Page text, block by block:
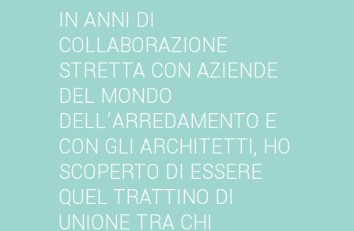
IN ANNI DI
COLLABORAZIONE
STRETTA CON AZIENDE
DEL MONDO
DELL’ARREDAMENTO E
CON GLI ARCHITETTI, HO
SCOPERTO DI ESSERE
QUEL TRATTINO DI
UNIONE TRA CHI